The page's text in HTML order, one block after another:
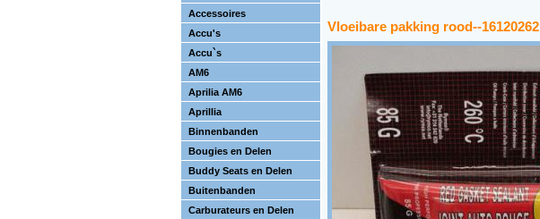
Accessoires
Accu's
Accu`s
AM6
Aprilia AM6
Aprillia
Binnenbanden
Bougies en Delen
Buddy Seats en Delen
Buitenbanden
Carburateurs en Delen
Vloeibare pakking rood--16120262